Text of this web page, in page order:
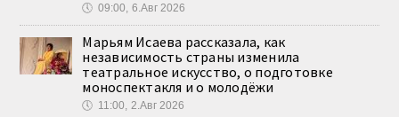
🕔 09:00, 6.Авг 2026
Марьям Исаева рассказала, как
независимость страны изменила
театральное искусство, о подготовке
моноспектакля и о молодёжи
🕔 11:00, 2.Авг 2026